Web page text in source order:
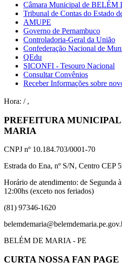
Câmara Municipal de
Tribunal de Contas do Estado
AMUPE
Governo de Pernambuco
Controladoria-Geral da União
Confederação Nacional de
QEdu
SICONFI - Tesouro Nacional
Consultar Convênios
Receber Informações sobre
Hora: / ,
PREFEITURA
MARIA
CNPJ nº 10.184.703/0001-70
Estrada do Ena, nº S/N, Centro CEP
Horário de atendimento: de Segunda
12:00hs (exceto nos feriados)
(81) 97346-1620
BELÉM DE MARIA - PE
CURTA NOSSA FAN PAGE